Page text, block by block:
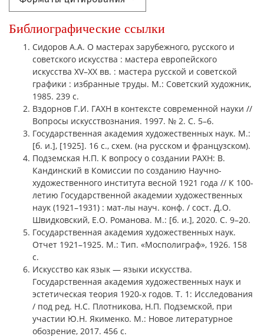
Библиографические ссылки
Сидоров А.А. О мастерах зарубежного, русского и
советского искусства : мастера европейского
искусства XV–XX вв. : мастера русской и советской
графики : избранные труды. М.: Советский художник,
1985. 239 с.
Вздорнов Г.И. ГАХН в контексте современной науки //
Вопросы искусствознания. 1997. № 2. С. 5–6.
Государственная академия художественных наук. М.:
[б. и.], [1925]. 16 с., схем. (на русском и французском).
Подземская Н.П. К вопросу о создании РАХН: В.
Кандинский в Комиссии по созданию Научно-
художественного института весной 1921 года // К 100-
летию Государственной академии художественных
наук (1921–1931) : мат-лы науч. конф. / сост. Д.О.
Швидковский, Е.О. Романова. М.: [б. и.], 2020. С. 9–20.
Государственная академия художественных наук.
Отчет 1921–1925. М.: Тип. «Мосполиграф», 1926. 158
с.
Искусство как язык — языки искусства.
Государственная академия художественных наук и
эстетическая теория 1920-х годов. Т. 1: Исследования
/ под ред. Н.С. Плотникова, Н.П. Подземской, при
участии Ю.Н. Якименко. М.: Новое литературное
обозрение, 2017. 456 с.